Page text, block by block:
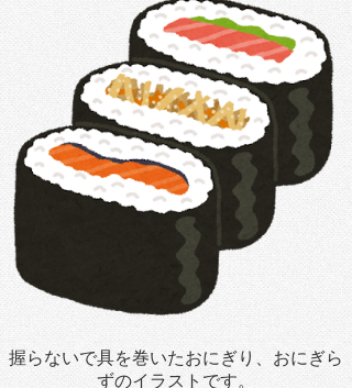
握らないで具を巻いたおにぎり、おにぎら
ずのイラストです。